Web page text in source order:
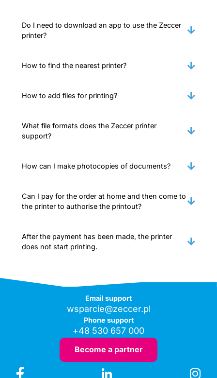
Do I need to download an app to use the Zeccer
printer?
How to find the nearest printer?
How to add files for printing?
What file formats does the Zeccer printer
support?
How can I make photocopies of documents?
Can I pay for the order at home and then come to
the printer to authorise the printout?
After the payment has been made, the printer
does not start printing.
Email support
wsparcie@zeccer.pl
Phone support
+48 530 657 000
Become a partner